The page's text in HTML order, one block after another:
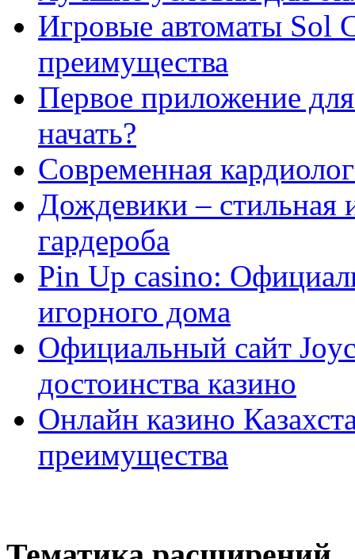
Игровые автоматы Sol
преимущества
Первое приложение
начать?
Современная
Дождевики – стильная
гардероба
Pin Up casino:
игорного дома
Официальный сайт
достоинства казино
Онлайн казино
преимущества